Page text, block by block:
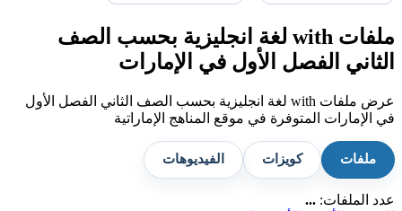
ملفات with لغة انجليزية بحسب الصف
الثاني الفصل الأول في الإمارات
عرض ملفات with لغة انجليزية بحسب الصف الثاني الفصل الأول
في الإمارات المتوفرة في موقع المناهج الإماراتية
ملفات كويزات الفيديوهات
عدد الملفات: ...